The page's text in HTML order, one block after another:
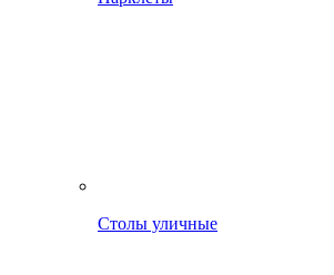
Столы уличные